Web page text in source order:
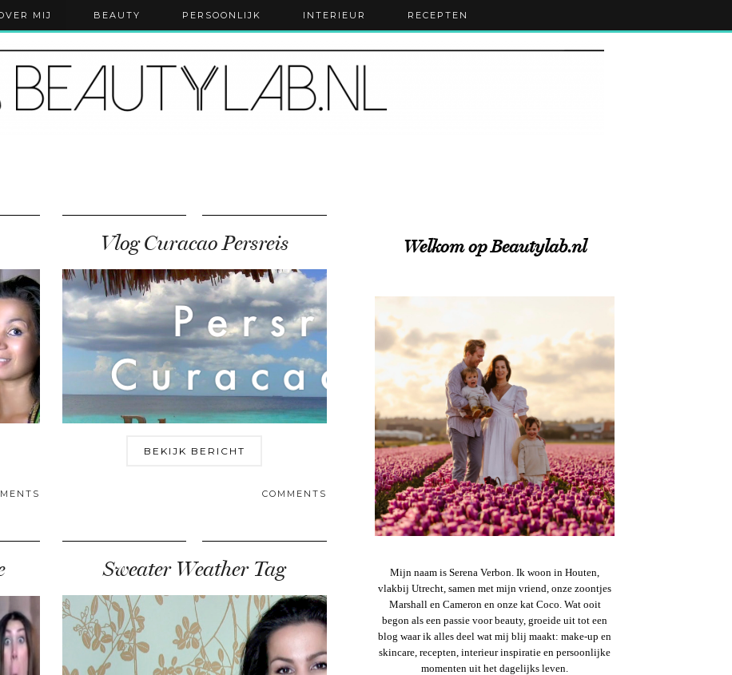
MIJ BEAUTY PERSOONLIJK INTERIEUR RECEPTEN
Vlog Curacao Persreis
BEKIJK BERICHT
COMMENTS
Sweater Weather Tag
Welkom op Beautylab.nl
Mijn naam is Serena Verbon. Ik woon in Houten,
vlakbij Utrecht, samen met mijn vriend, onze zoontjes
Marshall en Cameron en onze kat Coco. Wat ooit
begon als een passie voor beauty, groeide uit tot een
blog waar ik alles deel wat mij blij maakt: make-up en
skincare, recepten, interieur inspiratie en persoonlijke
momenten uit het dagelijks leven.